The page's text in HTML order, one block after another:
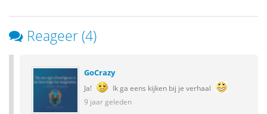
Reageer (4)
GoCrazy
Ja!
Ik ga eens kijken bij je verhaal
9 jaar geleden